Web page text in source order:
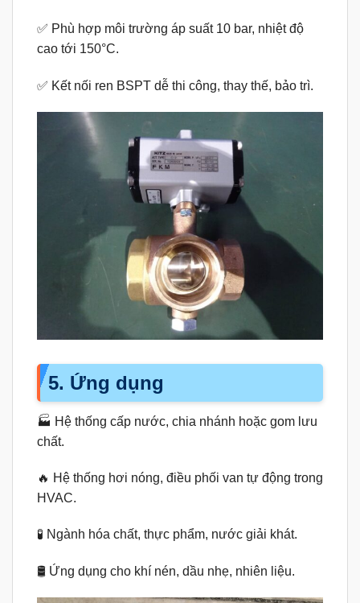
✅ Phù hợp môi trường áp suất 10 bar, nhiệt độ
cao tới 150°C.
✅ Kết nối ren BSPT dễ thi công, thay thế, bảo trì.
5. Ứng dụng
🏭 Hệ thống cấp nước, chia nhánh hoặc gom lưu
chất.
🔥 Hệ thống hơi nóng, điều phối van tự động trong
HVAC.
🧪 Ngành hóa chất, thực phẩm, nước giải khát.
🛢️ Ứng dụng cho khí nén, dầu nhẹ, nhiên liệu.